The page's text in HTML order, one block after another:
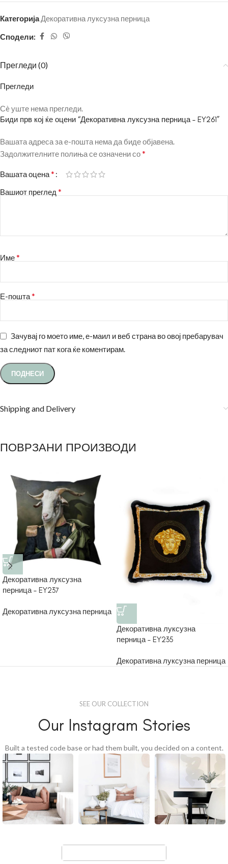
Категорија Декоративна луксузна перница
Сподели:
Прегледи (0)
Прегледи
Сè уште нема прегледи.
Биди прв кој ќе оцени “Декоративна луксузна перница – EY261”
Вашата адреса за е-пошта нема да биде објавена.
Задолжителните полиња се означени со*
Вашата оцена*
Вашиот преглед *
Име*
Е-пошта*
Зачувај го моето име, е-маил и веб страна во овој пребарувач
за следниот пат кога ќе коментирам.
Shipping and Delivery
ПОВРЗАНИ ПРОИЗВОДИ
Декоративна луксузна
перница – EY237
Декоративна луксузна перница
Декоративна луксузна
перница – EY235
Декоративна луксузна перница
SEE OUR COLLECTION
Our Instagram Stories
Built a tested code base or had them built, you decided on a content.